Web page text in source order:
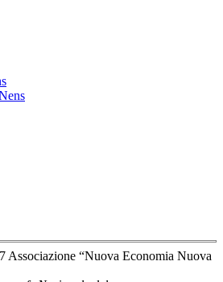
Associazione “Nuova Economia Nuova